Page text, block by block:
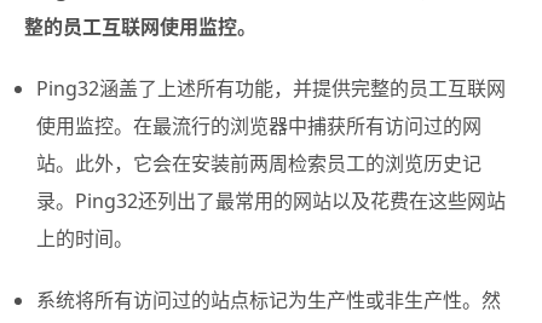
整的员工互联网使用监控。
Ping32涵盖了上述所有功能，并提供完整的员工互联网
使用监控。在最流行的浏览器中捕获所有访问过的网
站。此外，它会在安装前两周检索员工的浏览历史记
录。Ping32还列出了最常用的网站以及花费在这些网站
上的时间。
系统将所有访问过的站点标记为生产性或非生产性。然